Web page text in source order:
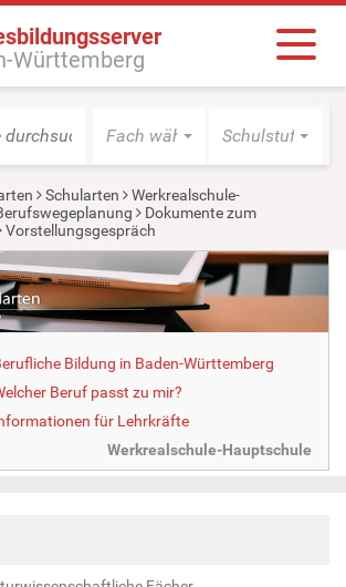
Württemberg
Fach wählen Schulstufe
Schularten
Werkrealschule-
Dokumente zum
Vorstellungsgespräch
Bildung in Baden-Württemberg
Beruf passt zu mir?
für Lehrkräfte
Werkrealschule-Hauptschule